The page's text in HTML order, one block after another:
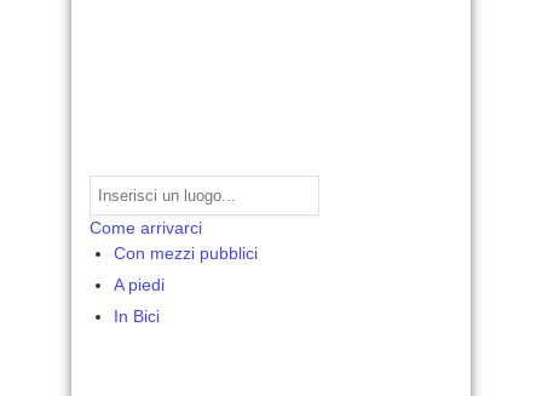
Come arrivarci
Con mezzi pubblici
A piedi
In Bici